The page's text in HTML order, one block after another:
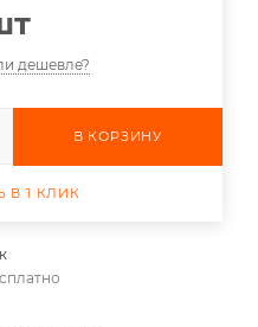
дешевле?
В КОРЗИНУ
В 1 КЛИК